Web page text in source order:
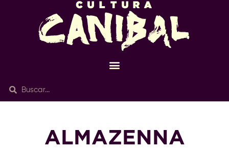
ALMAZENNA